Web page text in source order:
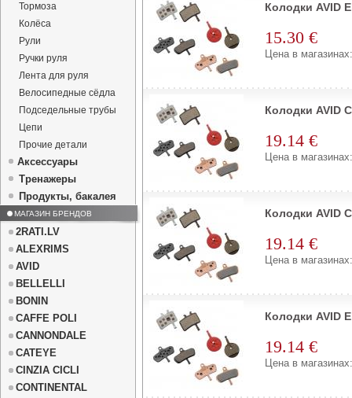
Тормоза
Колёса
Рули
Ручки руля
Лента для руля
Велосипедные сёдла
Подседельные трубы
Цепи
Прочие детали
Аксессуары
Тренажеры
Продукты, бакалея
МАГАЗИН БРЕНДОВ
2RATI.LV
ALEXRIMS
AVID
BELLELLI
BONIN
CAFFE POLI
CANNONDALE
CATEYE
CINZIA CICLI
CONTINENTAL
Колодки AVID
15.30 €
Цена в
Колодки AVID
19.14 €
Цена в
Колодки AVID
19.14 €
Цена в
Колодки AVID
19.14 €
Цена в